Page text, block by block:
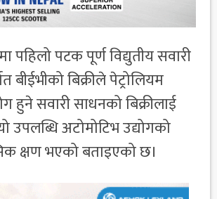
पहिलो पटक पूर्ण विद्युतीय सवारी
बीईभीको बिक्रीले पेट्रोलियम
हुने सवारी साधनको बिक्रीलाई
उपलब्धि अटोमोटिभ उद्योगको
क्षण भएको बताइएको छ।